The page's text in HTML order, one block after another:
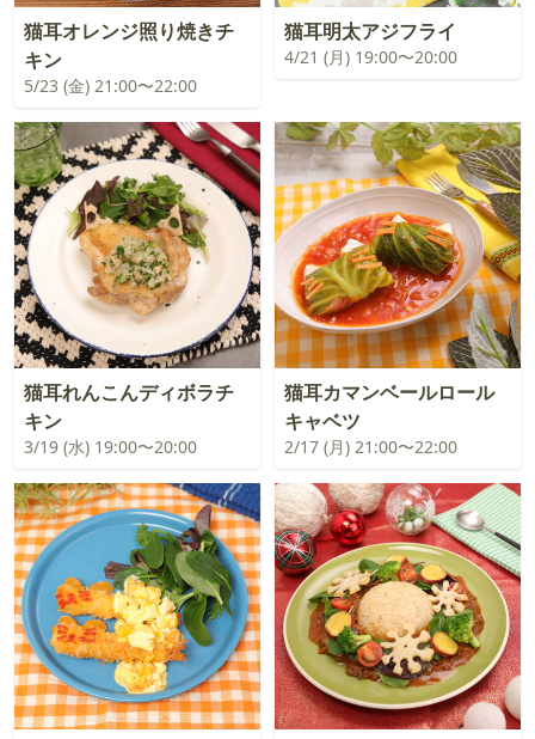
猫耳オレンジ照り焼きチ
キン
5/23 (金) 21:00〜22:00
猫耳明太アジフライ
4/21 (月) 19:00〜20:00
猫耳れんこんディボラチ
キン
3/19 (水) 19:00〜20:00
猫耳カマンベールロール
キャベツ
2/17 (月) 21:00〜22:00